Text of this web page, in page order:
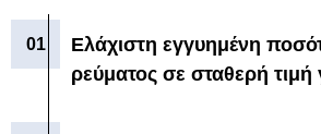
Ελάχιστη εγγυημένη
ρεύματος σε σταθερή τιμή